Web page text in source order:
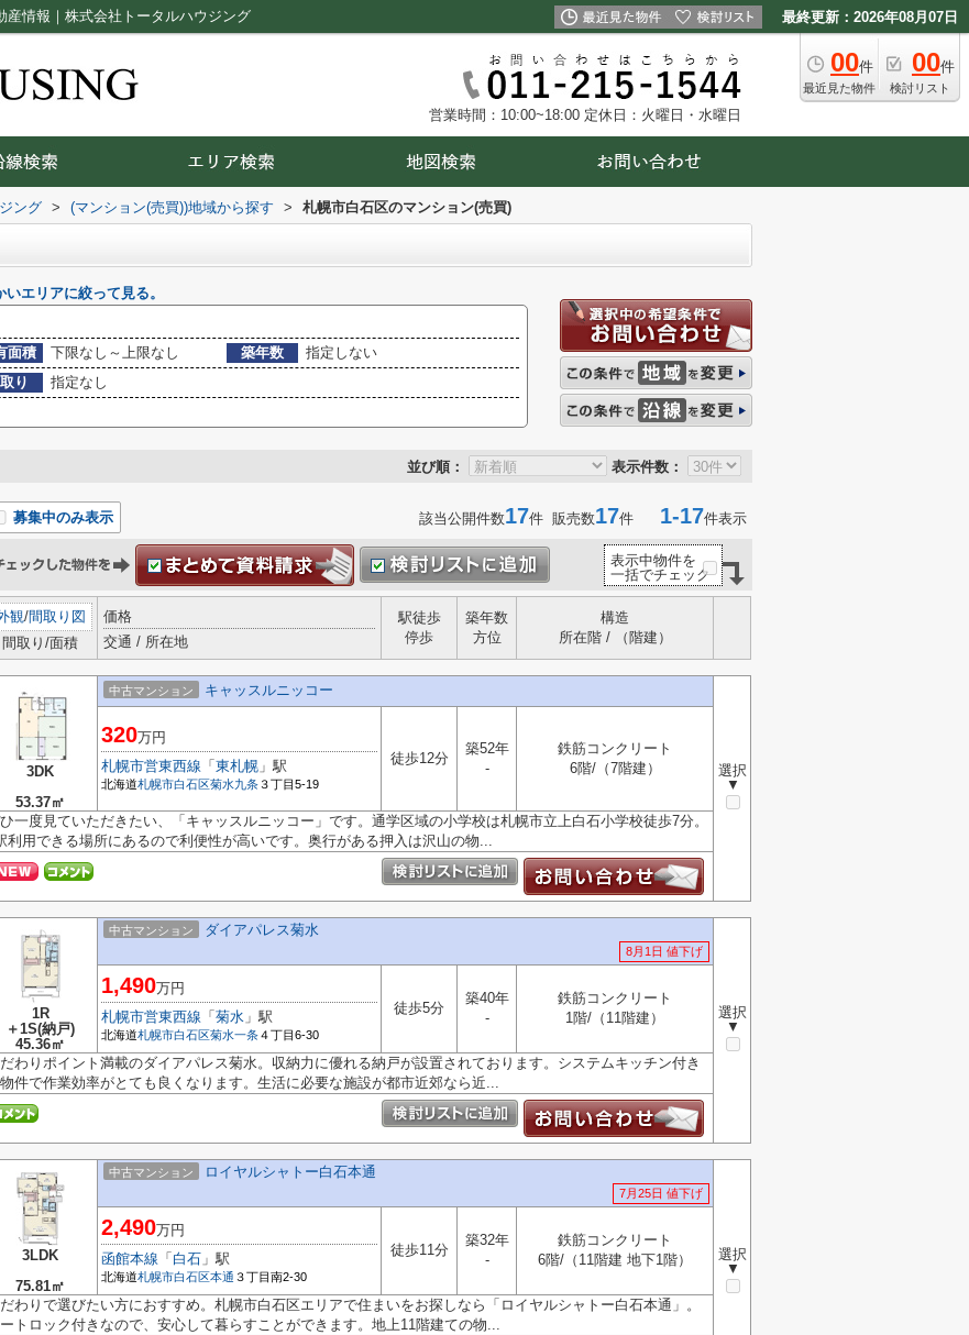
情報｜株式会社トータルハウジング 最終更新：2026年08月07日
00件
最近見た物件
00件
検討リスト
営業時間：10:00~18:00 定休日：火曜日・水曜日
ング > (マンション(売買))地域から探す > 札幌市白石区のマンション(売買)
エリアに絞って見る。
面積 下限なし～上限なし 築年数
指定しない
り
指定なし
並び順： 表示件数：
募集中のみ表示 該当公開件数17件 販売数17件 1-17件表示
表示中物件を
一括でチェック
観/間取り図
間取り/面積
価格
交通 / 所在地
駅徒歩
停歩
築年数
方位
構造
所在階 / （階建）
3DK
53.37㎡
中古マンション キャッスルニッコー
選択
▼
320万円
札幌市営東西線 「 東札幌 」駅
北海道札幌市白石区菊水九条３丁目5-19
徒歩12分
築52年
-
鉄筋コンクリート
6階/（7階建）
一度見ていただきたい、「キャッスルニッコー」です。通学区域の小学校は札幌市立上白石小学校徒歩7分。
利用できる場所にあるので利便性が高いです。奥行がある押入は沢山の物...
1R
＋1S(納戸)
45.36㎡
中古マンション ダイアパレス菊水
8月1日 値下げ
選択
▼
1,490万円
札幌市営東西線 「 菊水 」駅
北海道札幌市白石区菊水一条４丁目6-30
徒歩5分
築40年
-
鉄筋コンクリート
1階/（11階建）
わりポイント満載のダイアパレス菊水。収納力に優れる納戸が設置されております。システムキッチン付き
件で作業効率がとても良くなります。生活に必要な施設が都市近郊なら近...
3LDK
75.81㎡
中古マンション ロイヤルシャトー白石本通
7月25日 値下げ
選択
▼
2,490万円
函館本線 「 白石 」駅
北海道札幌市白石区本通 ３丁目南2-30
徒歩11分
築32年
-
鉄筋コンクリート
6階/（11階建 地下1階）
わりで選びたい方におすすめ。札幌市白石区エリアで住まいをお探しなら「ロイヤルシャトー白石本通」。
トロック付きなので、安心して暮らすことができます。地上11階建ての物...